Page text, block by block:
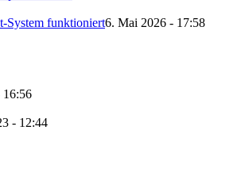
System funktioniert6. Mai 2026 - 17:58
16:56
- 12:44